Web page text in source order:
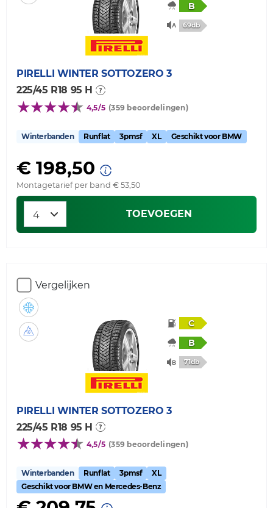
B
69db
PIRELLI WINTER SOTTOZERO 3
225/45 R18 95 H
4,5/5 (359 beoordelingen)
Winterbanden Runflat 3pmsf XL Geschikt voor BMW
€ 198,50
Montagetarief per band € 53,50
TOEVOEGEN
Vergelijken
C
B
71db
PIRELLI WINTER SOTTOZERO 3
225/45 R18 95 H
4,5/5 (359 beoordelingen)
Winterbanden Runflat 3pmsf
XL
Geschikt voor BMW en Mercedes-Benz